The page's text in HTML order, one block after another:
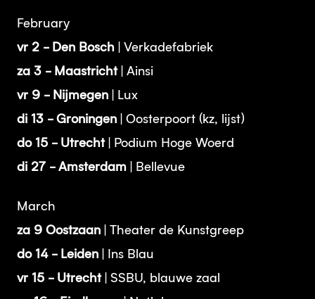
February
vr 2 - Den Bosch | Verkadefabriek
za 3 - Maastricht| Ainsi
vr 9 - Nijmegen | Lux
di 13 - Groningen | Oosterpoort (kz, lijst)
do 15 - Utrecht| Podium Hoge Woerd
di 27 - Amsterdam | Bellevue
March
za 9 Oostzaan | Theater de Kunstgreep
do 14 - Leiden | Ins Blau
vr 15 - Utrecht| SSBU, blauwe zaal